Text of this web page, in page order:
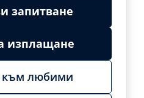
запитване
изплащане
към любими